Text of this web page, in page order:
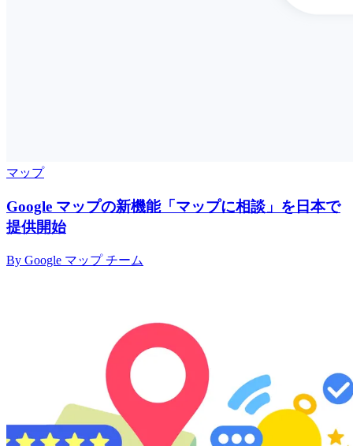
マップ
Google マップの新機能「マップに相談」を日本で
提供開始
By Google マップ チーム